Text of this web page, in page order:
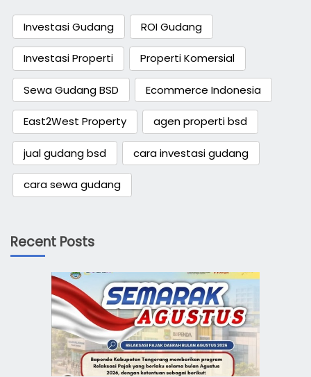
Investasi Gudang ROI Gudang
Investasi Properti Properti Komersial
Sewa Gudang BSD Ecommerce Indonesia
East2West Property agen properti bsd
jual gudang bsd cara investasi gudang
cara sewa gudang
Recent Posts